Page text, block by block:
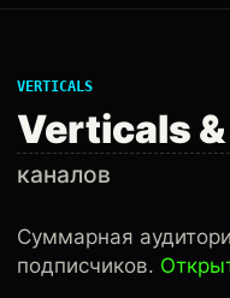
VERTICALS
Verticals
каналов
Суммарная
подписчиков.